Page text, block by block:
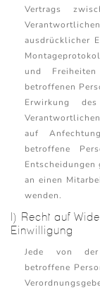
Vertrags
ausdrücklicher
und
betroffenen
Erwirkung
auf
betroffene
an einen
wenden.
I) Recht auf
Einwilligung
Jede von der
betroffene